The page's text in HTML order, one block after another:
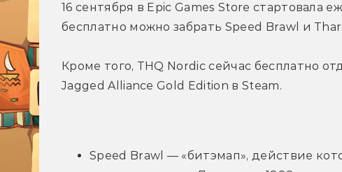
16 сентября в Epic Games Store стартовала
бесплатно можно забрать Speed Brawl и
Кроме того, THQ Nordic сейчас бесплатно
Jagged Alliance Gold Edition в Steam.
Speed Brawl — «битэмап», действие